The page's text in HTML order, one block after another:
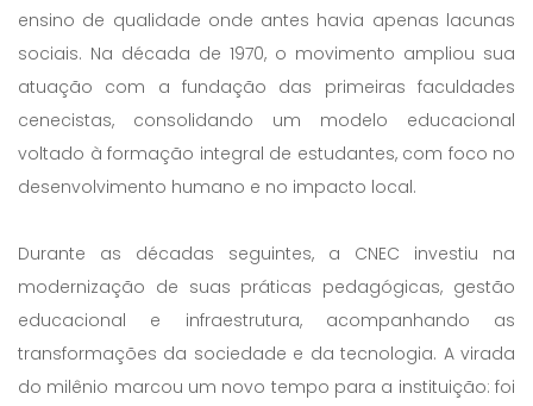
ensino de qualidade onde antes havia apenas lacunas
sociais. Na década de 1970, o movimento ampliou sua
atuação com a fundação das primeiras faculdades
cenecistas, consolidando um modelo educacional
voltado à formação integral de estudantes, com foco no
desenvolvimento humano e no impacto local.
Durante as décadas seguintes, a CNEC investiu na
modernização de suas práticas pedagógicas, gestão
educacional e infraestrutura, acompanhando as
transformações da sociedade e da tecnologia. A virada
do milênio marcou um novo tempo para a instituição: foi